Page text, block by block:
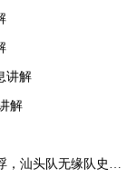
讲解
解
队无缘队史首个四强